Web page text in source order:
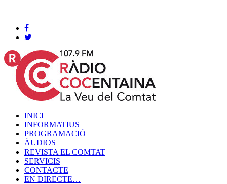
INICI
INFORMATIUS
PROGRAMACIÓ
ÀUDIOS
REVISTA EL COMTAT
SERVICIS
CONTACTE
EN DIRECTE…